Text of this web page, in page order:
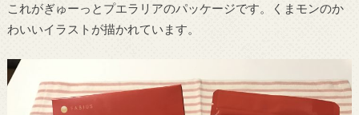
これがぎゅーっとプエラリアのパッケージです。くまモンのか
わいいイラストが描かれています。